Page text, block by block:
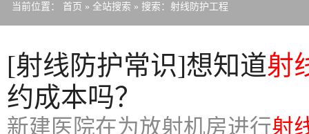
当前位置： 首页 » 全站搜索 » 搜索：射线防护工程
[射线防护常识]想知道射
约成本吗？
新建医院在为放射机房进行射